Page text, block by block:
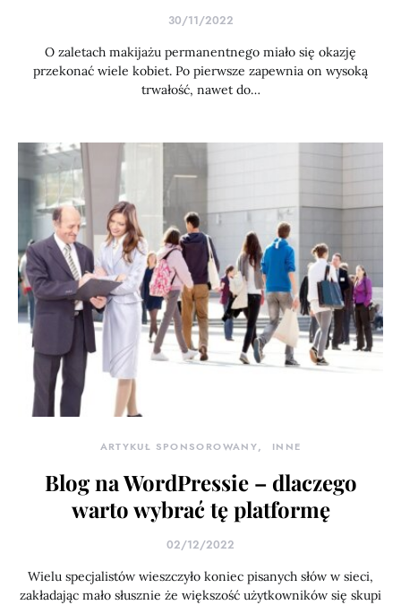
30/11/2022
O zaletach makijażu permanentnego miało się okazję
przekonać wiele kobiet. Po pierwsze zapewnia on wysoką
trwałość, nawet do…
ARTYKUŁ SPONSOROWANY INNE
Blog na WordPressie – dlaczego
warto wybrać tę platformę
02/12/2022
Wielu specjalistów wieszczyło koniec pisanych słów w sieci,
zakładając mało słusznie że większość użytkowników się skupi